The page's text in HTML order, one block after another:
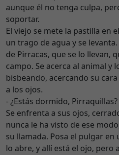
aunque él no tenga culpa,
soportar.
El viejo se mete la pastilla en
un trago de agua y se
de Pirracas, que se lo llevan,
campo. Se acerca al animal y
bisbeando, acercando su
a los ojos.
- ¿Estás dormido, Pirraquillas?
Se enfrenta a sus ojos,
nunca le ha visto de ese
su llamada. Posa el pulgar en
lo abre, y allí está el ojo, pero